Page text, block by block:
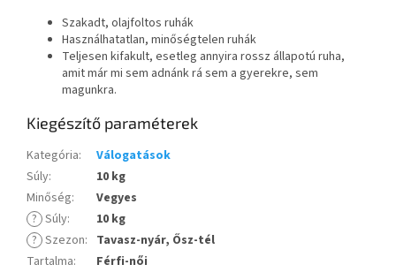
Szakadt, olajfoltos ruhák
Használhatatlan, minőségtelen ruhák
Teljesen kifakult, esetleg annyira rossz állapotú ruha,
amit már mi sem adnánk rá sem a gyerekre, sem
magunkra.
Kiegészítő paraméterek
Kategória:
Válogatások
Súly:
10 kg
Minőség:
Vegyes
? Súly:
10 kg
? Szezon: Tavasz-nyár, Ősz-tél
Tartalma:
Férfi-női